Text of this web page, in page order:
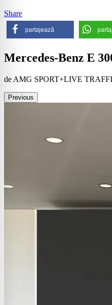
Share
partajează
Mercedes-Benz E
de AMG SPORT+LIVE
Previous